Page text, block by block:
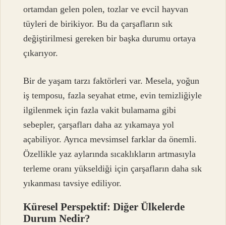
ortamdan gelen polen, tozlar ve evcil hayvan
tüyleri de birikiyor. Bu da çarşafların sık
değiştirilmesi gereken bir başka durumu ortaya
çıkarıyor.
Bir de yaşam tarzı faktörleri var. Mesela, yoğun
iş temposu, fazla seyahat etme, evin temizliğiyle
ilgilenmek için fazla vakit bulamama gibi
sebepler, çarşafları daha az yıkamaya yol
açabiliyor. Ayrıca mevsimsel farklar da önemli.
Özellikle yaz aylarında sıcaklıkların artmasıyla
terleme oranı yükseldiği için çarşafların daha sık
yıkanması tavsiye ediliyor.
Küresel Perspektif: Diğer Ülkelerde
Durum Nedir?